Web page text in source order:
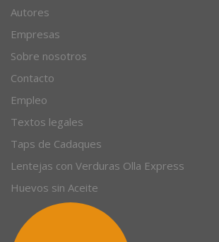
Autores
Empresas
Sobre nosotros
Contacto
Empleo
Textos legales
Taps de Cadaques
Lentejas con Verduras Olla Express
Huevos sin Aceite